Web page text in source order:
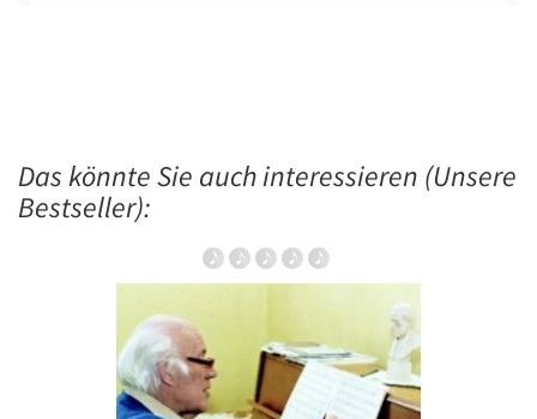
Das könnte Sie auch interessieren (Unsere
Bestseller):